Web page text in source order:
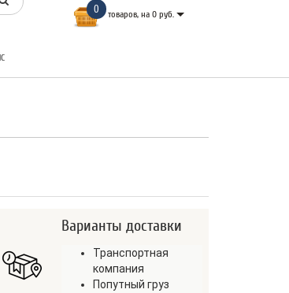
0 товаров, на 0 руб.
Варианты доставки
Транспортная
компания
Попутный груз